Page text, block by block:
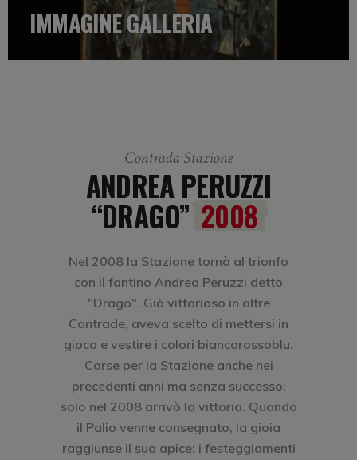
IMMAGINE GALLERIA
Contrada Stazione
ANDREA PERUZZI
“DRAGO” 2008
Nel 2008 la Stazione tornò al trionfo
con il fantino Andrea Peruzzi detto
"Drago". Già vittorioso in altre
Contrade, aveva scelto di mettersi in
gioco e vestire i colori biancorossoblu.
Corse per la Stazione anche nei
precedenti anni ma senza successo:
solo nel 2008 arrivò la vittoria. Quando
il Palio venne consegnato, la gioia
raggiunse il suo apice: i festeggiamenti